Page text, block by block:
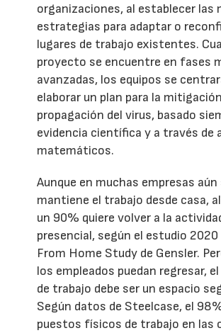
organizaciones, al establecer las
estrategias para adaptar o
lugares de trabajo existentes.
proyecto se encuentre en fases
avanzadas, los equipos se
elaborar un plan para la
propagación del virus, basado
evidencia científica y a través de
matemáticos.
Aunque en muchas empresas aún
mantiene el trabajo desde casa,
un 90% quiere volver a la
presencial, según el estudio 2020
From Home Study de Gensler.
los empleados puedan regresar,
de trabajo debe ser un espacio
Según datos de Steelcase, el
puestos físicos de trabajo en las